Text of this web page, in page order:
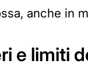
anche in
e limiti